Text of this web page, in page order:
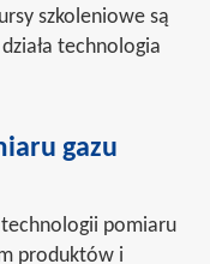
szkoleniowe są
technologia
gazu
pomiaru
produktów i